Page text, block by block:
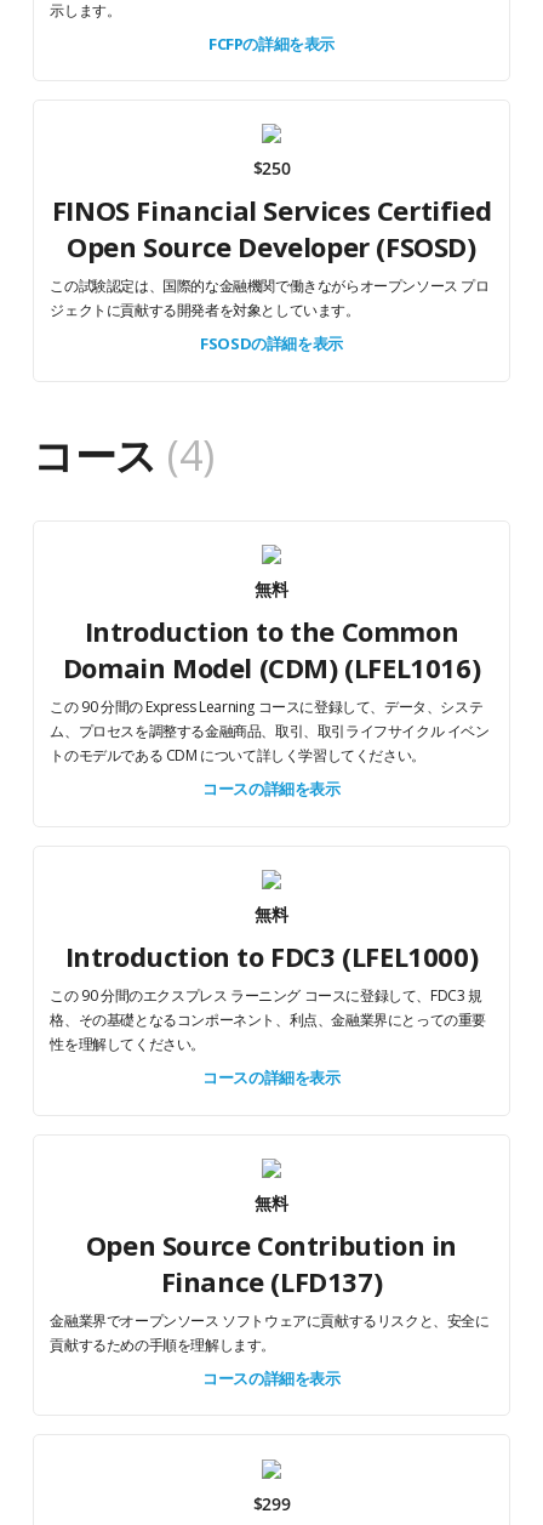
示します。
FCFPの詳細を表示
$250
FINOS Financial Services Certified
Open Source Developer (FSOSD)
この試験認定は、国際的な金融機関で働きながらオープンソース プロ
ジェクトに貢献する開発者を対象としています。
FSOSDの詳細を表示
コース (4)
無料
Introduction to the Common
Domain Model (CDM) (LFEL1016)
この 90 分間の Express Learning コースに登録して、データ、システ
ム、プロセスを調整する金融商品、取引、取引ライフサイクル イベン
トのモデルである CDM について詳しく学習してください。
コースの詳細を表示
無料
Introduction to FDC3 (LFEL1000)
この 90 分間のエクスプレス ラーニング コースに登録して、FDC3 規
格、その基礎となるコンポーネント、利点、金融業界にとっての重要
性を理解してください。
コースの詳細を表示
無料
Open Source Contribution in
Finance (LFD137)
金融業界でオープンソース ソフトウェアに貢献するリスクと、安全に
貢献するための手順を理解します。
コースの詳細を表示
$299